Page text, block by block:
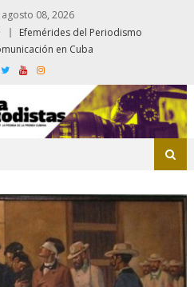
08, 2026
Efemérides del Periodismo
en Cuba